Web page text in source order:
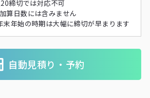
締切では対応不可
算日数には含みません
年始の時期は大幅に締切が早まります
自動見積り・予約